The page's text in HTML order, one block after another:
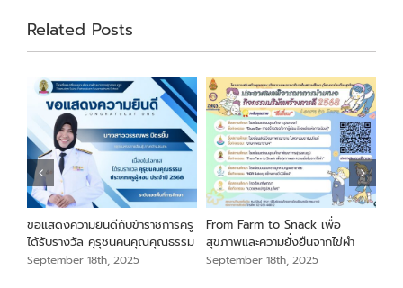
Related Posts
ขอแสดงความยินดีกับข้าราชการครู
ได้รับรางวัล คุรุชนคนคุณคุณธรรม
September 18th, 2025
From Farm to Snack เพื่อ
สุขภาพและความยั่งยืนจากไข่ผำ
September 18th, 2025